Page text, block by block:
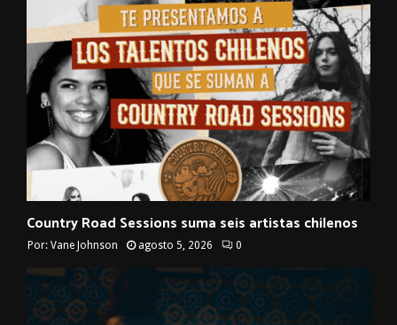
Country Road Sessions suma seis artistas chilenos
Por: Vane Johnson agosto 5, 2026 0